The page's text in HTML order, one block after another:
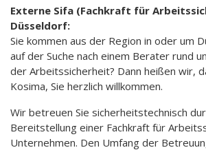
Externe Sifa (Fachkraft für
Düsseldorf:
Sie kommen aus der Region in oder um
auf der Suche nach einem Berater rund
der Arbeitssicherheit? Dann heißen wir,
Kosima, Sie herzlich willkommen.
Wir betreuen Sie sicherheitstechnisch
Bereitstellung einer Fachkraft für
Unternehmen. Den Umfang der